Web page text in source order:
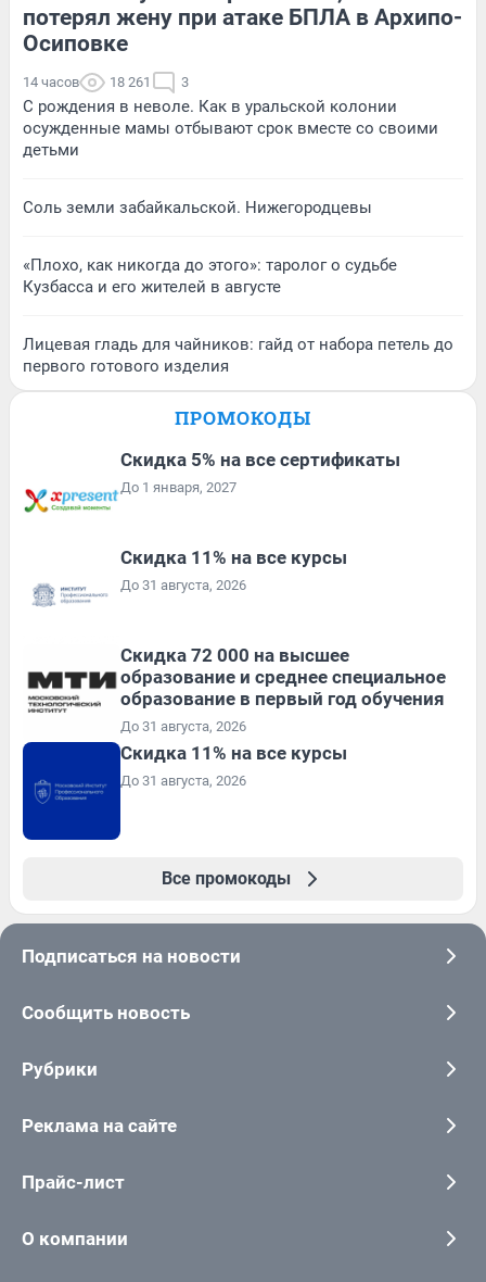
потерял жену при атаке БПЛА в Архипо-
Осиповке
14 часов 18 261 3
С рождения в неволе. Как в уральской колонии
осужденные мамы отбывают срок вместе со своими
детьми
Соль земли забайкальской. Нижегородцевы
«Плохо, как никогда до этого»: таролог о судьбе
Кузбасса и его жителей в августе
Лицевая гладь для чайников: гайд от набора петель до
первого готового изделия
ПРОМОКОДЫ
Скидка 5% на все сертификаты
До 1 января, 2027
Скидка 11% на все курсы
До 31 августа, 2026
Скидка 72 000 на высшее
образование и среднее специальное
образование в первый год обучения
До 31 августа, 2026
Скидка 11% на все курсы
До 31 августа, 2026
Все промокоды
Подписаться на новости
Сообщить новость
Рубрики
Реклама на сайте
Прайс-лист
О компании